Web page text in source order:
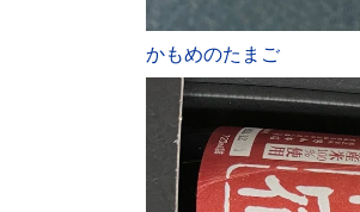
かもめのたまご